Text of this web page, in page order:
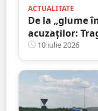
ACTUALITATE
De la „glume
acuzaților:
bullying-ului și
mulți le ignoră
10 iulie 2026